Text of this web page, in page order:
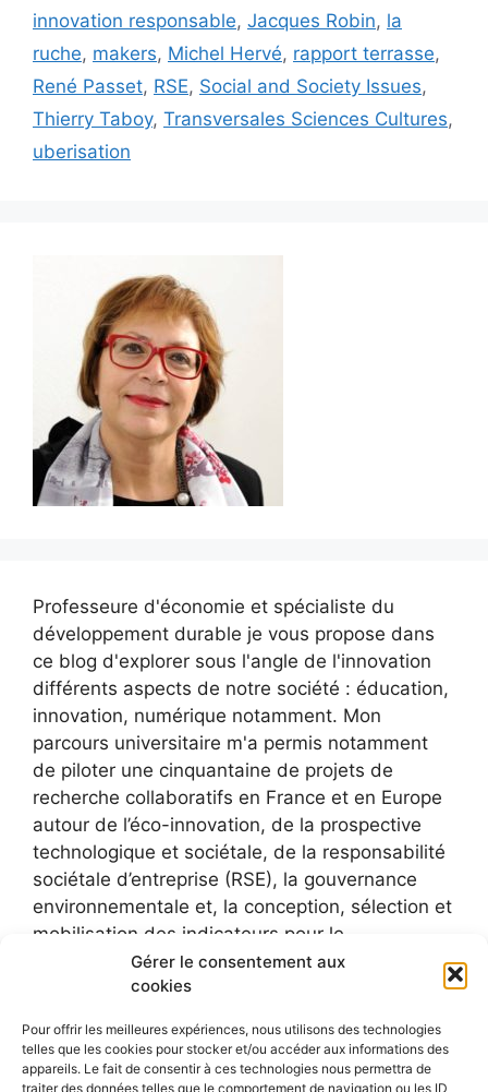
Gérer le consentement aux
cookies
Pour offrir les meilleures expériences, nous utilisons des technologies
telles que les cookies pour stocker et/ou accéder aux informations des
appareils. Le fait de consentir à ces technologies nous permettra de
traiter des données telles que le comportement de navigation ou les ID
innovation responsable, Jacques Robin, la
ruche, makers, Michel Hervé, rapport terrasse,
René Passet, RSE, Social and Society Issues,
Thierry Taboy, Transversales Sciences Cultures,
uberisation
Professeure d'économie et spécialiste du
développement durable je vous propose dans
ce blog d'explorer sous l'angle de l'innovation
différents aspects de notre société : éducation,
innovation, numérique notamment. Mon
parcours universitaire m'a permis notamment
de piloter une cinquantaine de projets de
recherche collaboratifs en France et en Europe
autour de l’éco-innovation, de la prospective
technologique et sociétale, de la responsabilité
sociétale d’entreprise (RSE), la gouvernance
environnementale et, la conception, sélection et
mobilisation des indicateurs pour le
développement durable.